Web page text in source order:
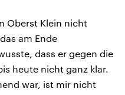
Oberst Klein nicht
am Ende
dass er gegen die
heute nicht ganz klar.
war, ist mir nicht